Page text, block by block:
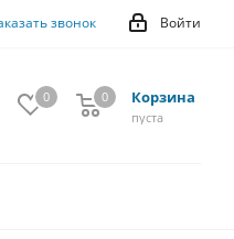
Войти
звонок
0 Корзина
0
пуста
0